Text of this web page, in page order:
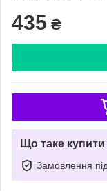
435 ₴
Що таке
Замовлення